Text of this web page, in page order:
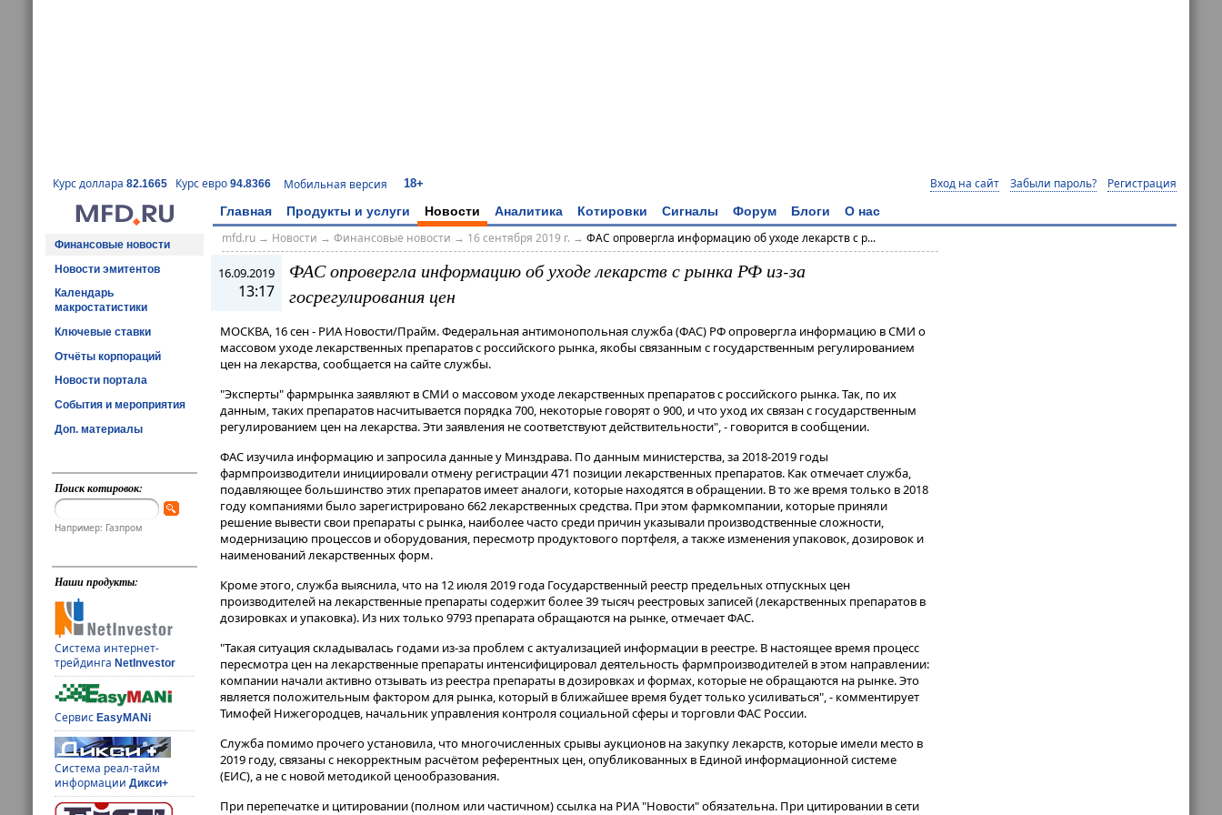
Курс доллара 82.1665 Курс евро 94.8366 Мобильная версия 18+ Вход на сайт Забыли пароль? Регистрация
Главная Продукты и услуги Новости Аналитика Котировки Сигналы Форум Блоги О нас
Финансовые новости
Новости эмитентов
Календарь
макростатистики
Ключевые ставки
Отчёты корпораций
Новости портала
События и мероприятия
Доп. материалы
Поиск котировок:
Например: Газпром
Наши продукты:
Система интернет-
трейдингаNetInvestor
СервисEasyMANi
Система реал-тайм
информацииДикси+
mfd.ru→ Новости → Финансовые новости → 16 сентября 2019 г. → ФАС опровергла информацию об уходе лекарств с р...
16.09.2019
13:17
ФАС опровергла информацию об уходе лекарств с рынка РФ из-за
госрегулирования цен
МОСКВА, 16 сен - РИА Новости/Прайм. Федеральная антимонопольная служба (ФАС) РФ опровергла информацию в СМИ о
массовом уходе лекарственных препаратов с российского рынка, якобы связанным с государственным регулированием
цен на лекарства, сообщается на сайте службы.
"Эксперты" фармрынка заявляют в СМИ о массовом уходе лекарственных препаратов с российского рынка​​​. Так, по их
данным, таких препаратов насчитывается порядка 700, некоторые говорят о 900, и что уход их связан с государственным
регулированием цен на лекарства. Эти заявления не соответствуют действительности", - говорится в сообщении.
ФАС изучила информацию и запросила данные у Минздрава. По данным министерства, за 2018-2019 годы
фармпроизводители инициировали отмену регистрации 471 позиции лекарственных препаратов. Как отмечает служба,
подавляющее большинство этих препаратов имеет аналоги, которые находятся в обращении. В то же время только в 2018
году компаниями было зарегистрировано 662 лекарственных средства. При этом фармкомпании, которые приняли
решение вывести свои препараты с рынка, наиболее часто среди причин указывали производственные сложности,
модернизацию процессов и оборудования, пересмотр продуктового портфеля, а также изменения упаковок, дозировок и
наименований лекарственных форм.
Кроме этого, служба выяснила, что на 12 июля 2019 года Государственный реестр предельных отпускных цен
производителей на лекарственные препараты содержит более 39 тысяч реестровых записей (лекарственных препаратов в
дозировках и упаковка). Из них только 9793 препарата обращаются на рынке, отмечает ФАС.
"Такая ситуация складывалась годами из-за проблем с актуализацией информации в реестре. В настоящее время процесс
пересмотра цен на лекарственные препараты интенсифицировал деятельность фармпроизводителей в этом направлении:
компании начали активно отзывать из реестра препараты в дозировках и формах, которые не обращаются на рынке. Это
является положительным фактором для рынка, который в ближайшее время будет только усиливаться", - комментирует
Тимофей Нижегородцев, начальник управления контроля социальной сферы и торговли ФАС России.
Служба помимо прочего установила, что многочисленных срывы аукционов на закупку лекарств, которые имели место в
2019 году, связаны с некорректным расчётом референтных цен, опубликованных в Единой информационной системе
(ЕИС), а не с новой методикой ценообразования.
При перепечатке и цитировании (полном или частичном) ссылка на РИА "Новости" обязательна. При цитировании в сети